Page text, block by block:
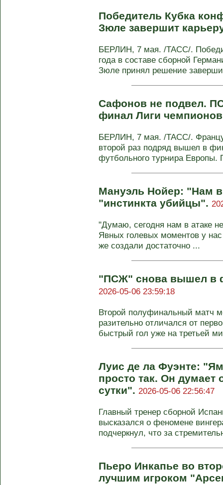
Победитель Кубка
Зюле завершит
БЕРЛИН, 7 мая. /ТАСС/.
года в составе сборной
Зюле принял решение
Сафонов не подвел.
финал Лиги
БЕРЛИН, 7 мая. /ТАСС/.
второй раз подряд вышел в
футбольного турнира Европы.
Мануэль Нойер: "Нам в
"инстинкта убийцы".
"Думаю, сегодня нам в атаке
Явных голевых моментов у
же создали достаточно ...
"ПСЖ" снова вышел в
2026-05-06 23:59:18
Второй полуфинальный матч
разительно отличался от
быстрый гол уже на третьей
Луис де ла Фуэнте:
просто так. Он думает
сутки". 2026-05-06 22:56:47
Главный тренер сборной
высказался о феномене
подчеркнул, что за
Пьеро Инкапье во
лучшим игроком